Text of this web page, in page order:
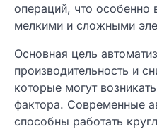
операций, что особенно
мелкими и сложными
Основная цель
производительность и
которые могут
фактора. Современные
способны работать